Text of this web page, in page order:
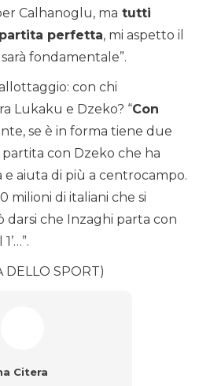
Calhanoglu, ma tutti
perfetta, mi aspetto il
fondamentale”.
con chi
Lukaku e Dzeko? “Con
se è in forma tiene due
con Dzeko che ha
e aiuta di più a centrocampo.
milioni di italiani che si
che Inzaghi parta con
DELLO SPORT)
Citera